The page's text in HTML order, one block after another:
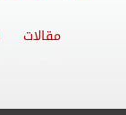
مقالات